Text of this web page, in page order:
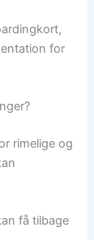
for
rimelige og
få tilbage